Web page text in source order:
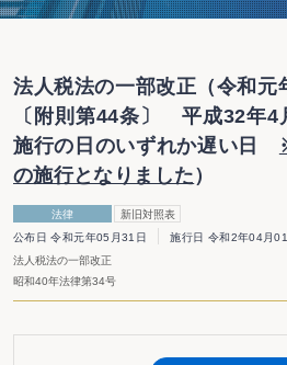
法人税法の一部改正（令和元
〔附則第44条〕 平成32年4
施行の日のいずれか遅い日
の施行となりました）
法律
新旧対照表
公布日 令和元年05月31日
施行日 令和2年04月
法人税法の一部改正
昭和40年法律第34号